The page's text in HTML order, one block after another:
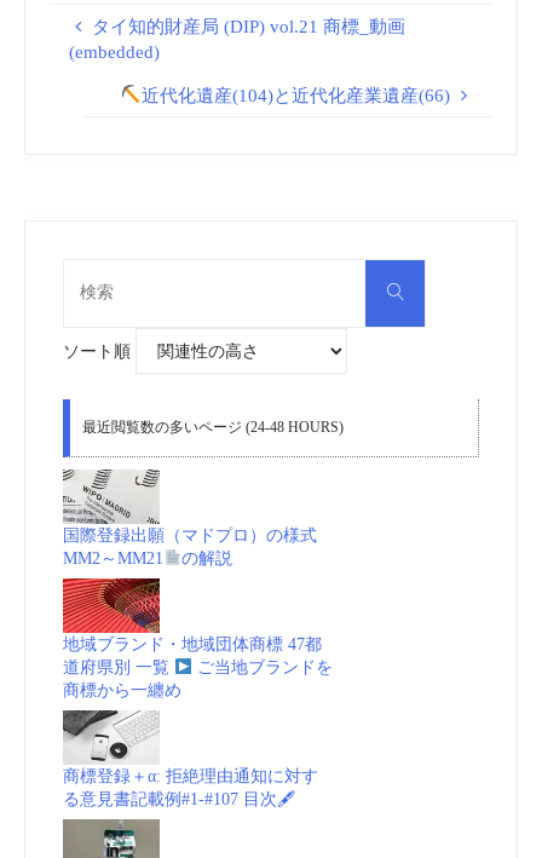
タイ知的財産局 (DIP) vol.21 商標_動画
(embedded)
近代化遺産(104)と近代化産業遺産(66)
検
ソート順
最近閲覧数の多いページ (24-48 HOURS)
国際登録出願（マドプロ）の様式
MM2～MM21
の解説
地域ブランド・地域団体商標 47都
道府県別 一覧
ご当地ブランドを
商標から一纏め
商標登録＋α: 拒絶理由通知に対す
る意見書記載例#1-#107 目次🖋